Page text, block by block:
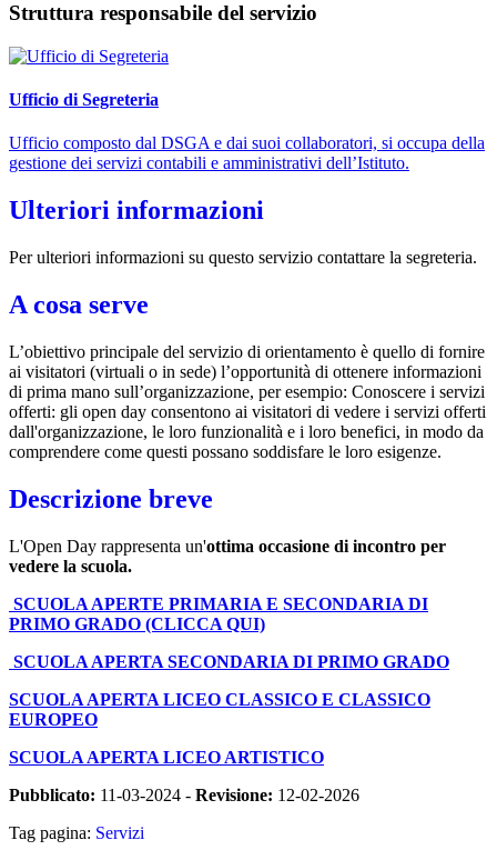
Struttura responsabile del servizio
Ufficio di Segreteria
Ufficio composto dal DSGA e dai suoi collaboratori, si occupa della
gestione dei servizi contabili e amministrativi dell’Istituto.
Ulteriori informazioni
Per ulteriori informazioni su questo servizio contattare la segreteria.
A cosa serve
L’obiettivo principale del servizio di orientamento è quello di fornire
ai visitatori (virtuali o in sede) l’opportunità di ottenere informazioni
di prima mano sull’organizzazione, per esempio: Conoscere i servizi
offerti: gli open day consentono ai visitatori di vedere i servizi offerti
dall'organizzazione, le loro funzionalità e i loro benefici, in modo da
comprendere come questi possano soddisfare le loro esigenze.
Descrizione breve
L'Open Day rappresenta un'ottima occasione di incontro per
vedere la scuola.
SCUOLA APERTE PRIMARIA E SECONDARIA DI
PRIMO GRADO (CLICCA QUI)
SCUOLA APERTA SECONDARIA DI PRIMO GRADO
SCUOLA APERTA LICEO CLASSICO E CLASSICO
EUROPEO
SCUOLA APERTA LICEO ARTISTICO
Pubblicato: 11-03-2024 - Revisione: 12-02-2026
Tag pagina: Servizi